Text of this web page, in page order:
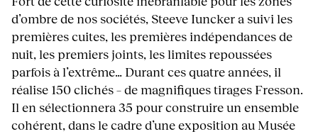
d’ombre de nos sociétés, Steeve Iuncker a suivi les
premières cuites, les premières indépendances de
nuit, les premiers joints, les limites repoussées
parfois à l’extrême… Durant ces quatre années, il
réalise 150 clichés – de magnifiques tirages Fresson.
Il en sélectionnera 35 pour construire un ensemble
cohérent, dans le cadre d’une exposition au Musée